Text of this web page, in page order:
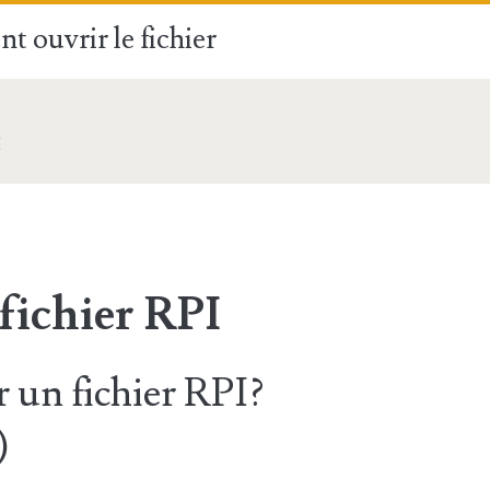
ouvrir le fichier
RPI
fichier RPI?